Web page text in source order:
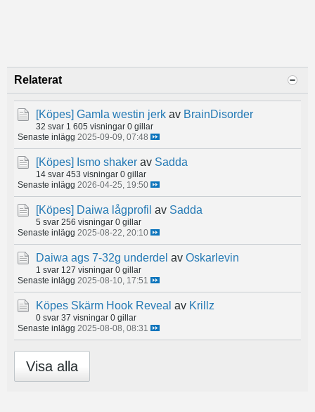
Relaterat
[Köpes] Gamla westin jerk av BrainDisorder
32 svar 1 605 visningar 0 gillar
Senaste inlägg 2025-09-09, 07:48
[Köpes] Ismo shaker av Sadda
14 svar 453 visningar 0 gillar
Senaste inlägg 2026-04-25, 19:50
[Köpes] Daiwa lågprofil av Sadda
5 svar 256 visningar 0 gillar
Senaste inlägg 2025-08-22, 20:10
Daiwa ags 7-32g underdel av Oskarlevin
1 svar 127 visningar 0 gillar
Senaste inlägg 2025-08-10, 17:51
Köpes Skärm Hook Reveal av Krillz
0 svar 37 visningar 0 gillar
Senaste inlägg 2025-08-08, 08:31
Visa alla